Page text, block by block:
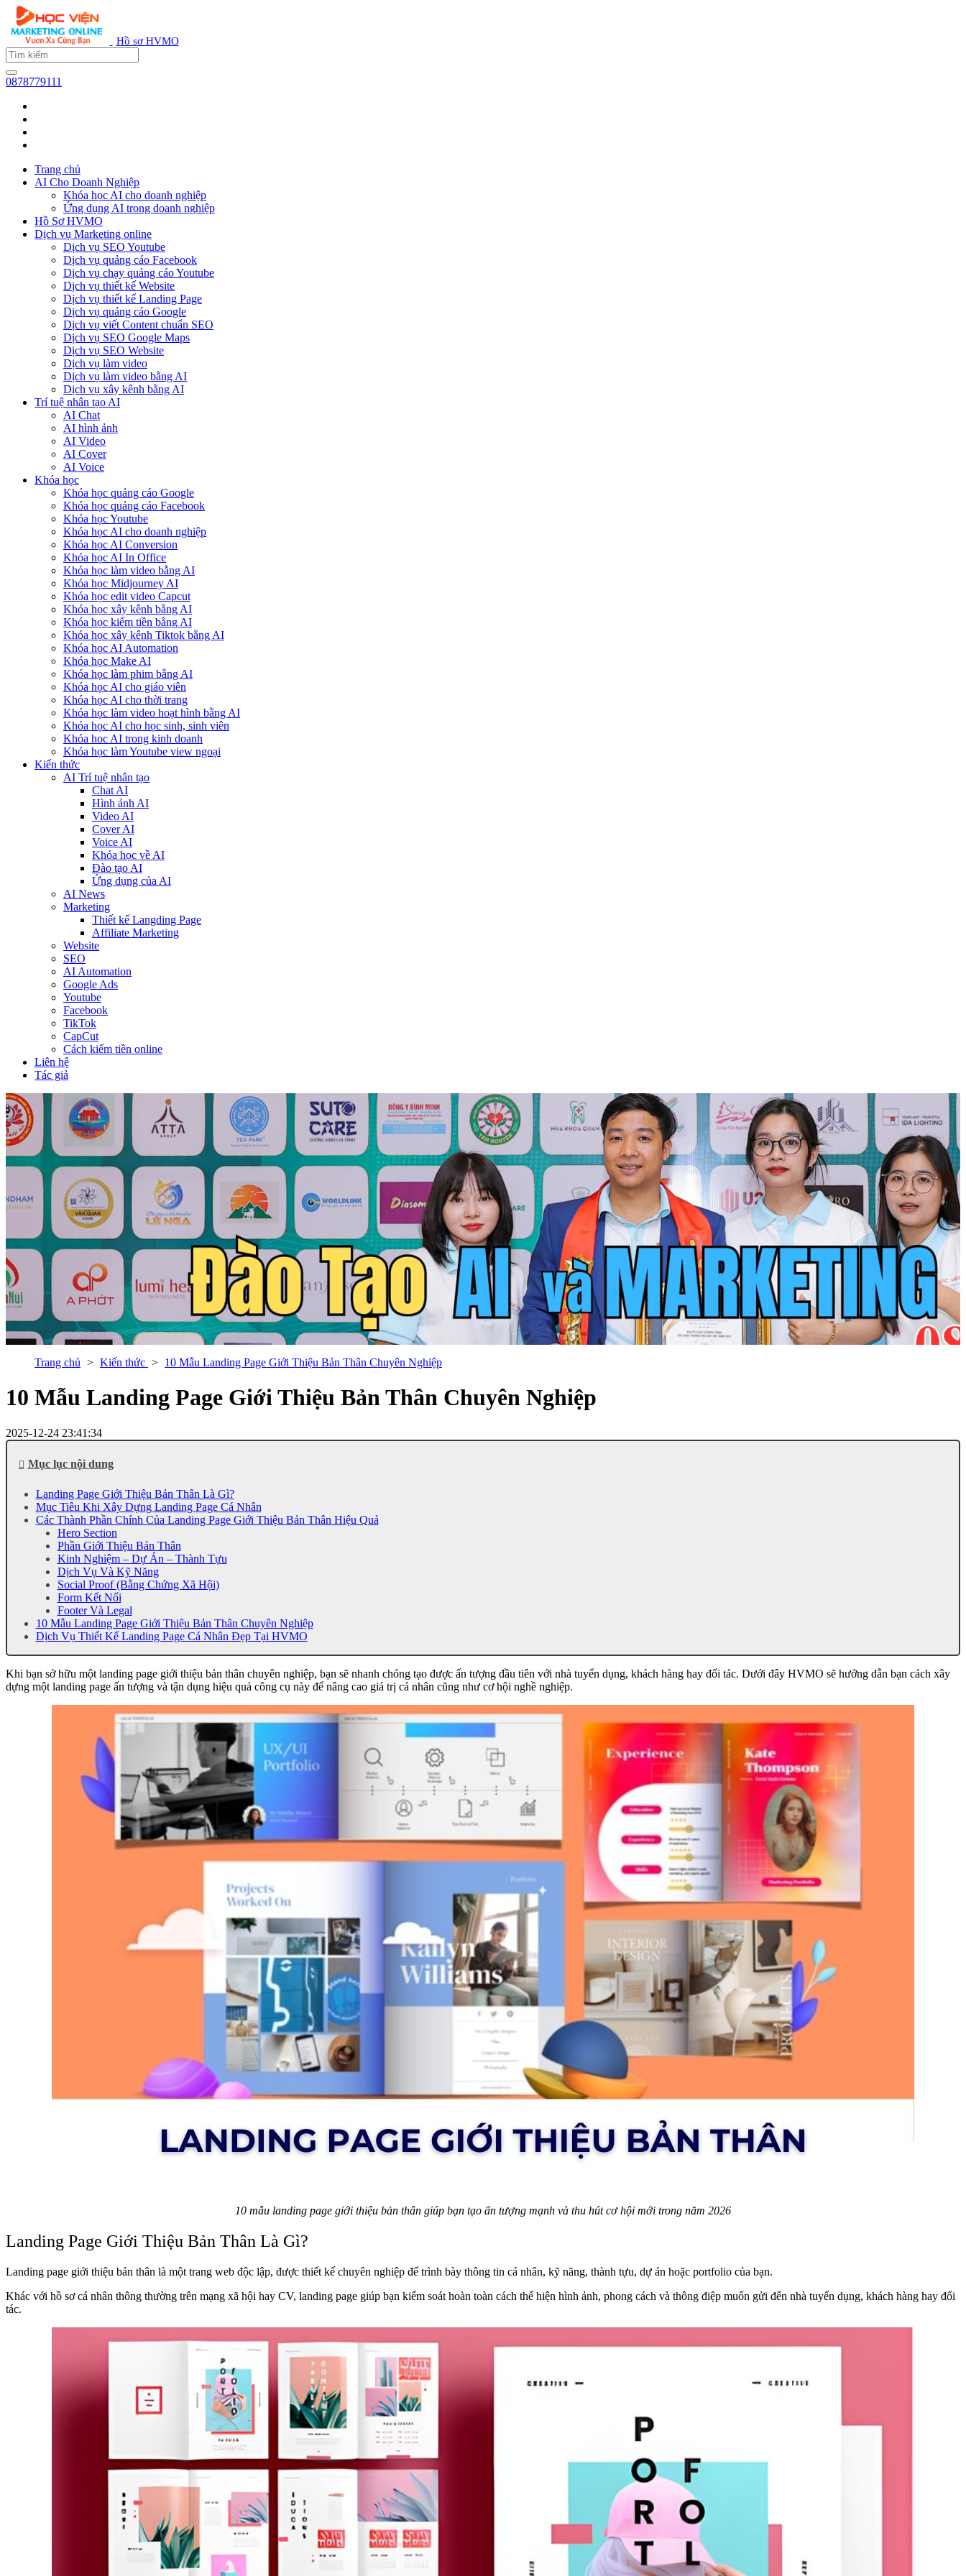
Hồ sơ HVMO
0878779111
Trang chủ
AI Cho Doanh Nghiệp
Khóa học AI cho doanh nghiệp
Ứng dụng AI trong doanh nghiệp
Hồ Sơ HVMO
Dịch vụ Marketing online
Dịch vụ SEO Youtube
Dịch vụ quảng cáo Facebook
Dịch vụ chạy quảng cáo Youtube
Dịch vụ thiết kế Website
Dịch vụ thiết kế Landing Page
Dịch vụ quảng cáo Google
Dịch vụ viết Content chuẩn SEO
Dịch vụ SEO Google Maps
Dịch vụ SEO Website
Dịch vụ làm video
Dịch vụ làm video bằng AI
Dịch vụ xây kênh bằng AI
Trí tuệ nhân tạo AI
AI Chat
AI hình ảnh
AI Video
AI Cover
AI Voice
Khóa học
Khóa học quảng cáo Google
Khóa học quảng cáo Facebook
Khóa học Youtube
Khóa học AI cho doanh nghiệp
Khóa học AI Conversion
Khóa học AI In Office
Khóa học làm video bằng AI
Khóa học Midjourney AI
Khóa học edit video Capcut
Khóa học xây kênh bằng AI
Khóa học kiếm tiền bằng AI
Khóa học xây kênh Tiktok bằng AI
Khóa học AI Automation
Khóa học Make AI
Khóa học làm phim bằng AI
Khóa học AI cho giáo viên
Khóa học AI cho thời trang
Khóa học làm video hoạt hình bằng AI
Khóa học AI cho học sinh, sinh viên
Khóa hoc AI trong kinh doanh
Khóa học làm Youtube view ngoại
Kiến thức
AI Trí tuệ nhân tạo
Chat AI
Hình ảnh AI
Video AI
Cover AI
Voice AI
Khóa học về AI
Đào tạo AI
Ứng dụng của AI
AI News
Marketing
Thiết kế Langding Page
Affiliate Marketing
Website
SEO
AI Automation
Google Ads
Youtube
Facebook
TikTok
CapCut
Cách kiếm tiền online
Liên hệ
Tác giả
Trang chủ Kiến thức 10 Mẫu Landing Page Giới Thiệu Bản Thân Chuyên Nghiệp
10 Mẫu Landing Page Giới Thiệu Bản Thân Chuyên Nghiệp
2025-12-24 23:41:34
Mục lục nội dung
Landing Page Giới Thiệu Bản Thân Là Gì?
Mục Tiêu Khi Xây Dựng Landing Page Cá Nhân
Các Thành Phần Chính Của Landing Page Giới Thiệu Bản Thân Hiệu Quả
Hero Section
Phần Giới Thiệu Bản Thân
Kinh Nghiệm – Dự Án – Thành Tựu
Dịch Vụ Và Kỹ Năng
Social Proof (Bằng Chứng Xã Hội)
Form Kết Nối
Footer Và Legal
10 Mẫu Landing Page Giới Thiệu Bản Thân Chuyên Nghiệp
Dịch Vụ Thiết Kế Landing Page Cá Nhân Đẹp Tại HVMO
Khi bạn sở hữu một landing page giới thiệu bản thân chuyên nghiệp, bạn sẽ nhanh chóng tạo được ấn tượng đầu tiên với nhà tuyển dụng, khách hàng hay đối tác. Dưới đây HVMO sẽ hướng dẫn bạn cách xây
dựng một landing page ấn tượng và tận dụng hiệu quả công cụ này để nâng cao giá trị cá nhân cũng như cơ hội nghề nghiệp.
10 mẫu landing page giới thiệu bản thân giúp bạn tạo ấn tượng mạnh và thu hút cơ hội mới trong năm 2026
Landing Page Giới Thiệu Bản Thân Là Gì?
Landing page giới thiệu bản thân là một trang web độc lập, được thiết kế chuyên nghiệp để trình bày thông tin cá nhân, kỹ năng, thành tựu, dự án hoặc portfolio của bạn.
Khác với hồ sơ cá nhân thông thường trên mạng xã hội hay CV, landing page giúp bạn kiểm soát hoàn toàn cách thể hiện hình ảnh, phong cách và thông điệp muốn gửi đến nhà tuyển dụng, khách hàng hay đối
tác.